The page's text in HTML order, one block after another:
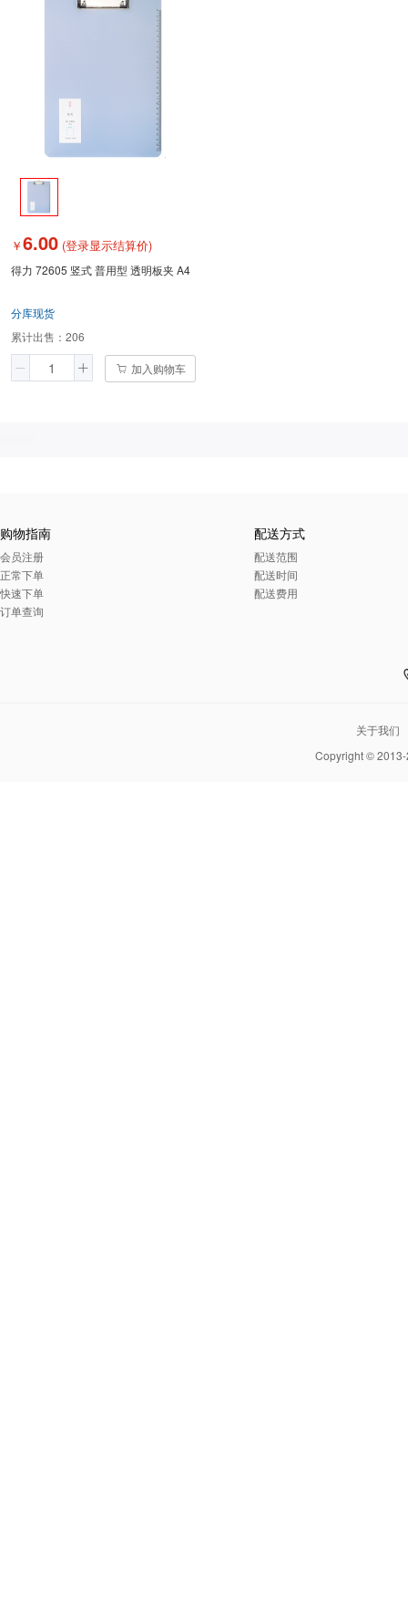
￥6.00 (登录显示结算价)
得力 72605 竖式 普用型 透明板夹 A4
分库现货
累计出售： 206
加入购物车
购物指南
会员注册
正常下单
快速下单
订单查询
配送方式
配送范围
配送时间
配送费用
关于我们
Copyright ©